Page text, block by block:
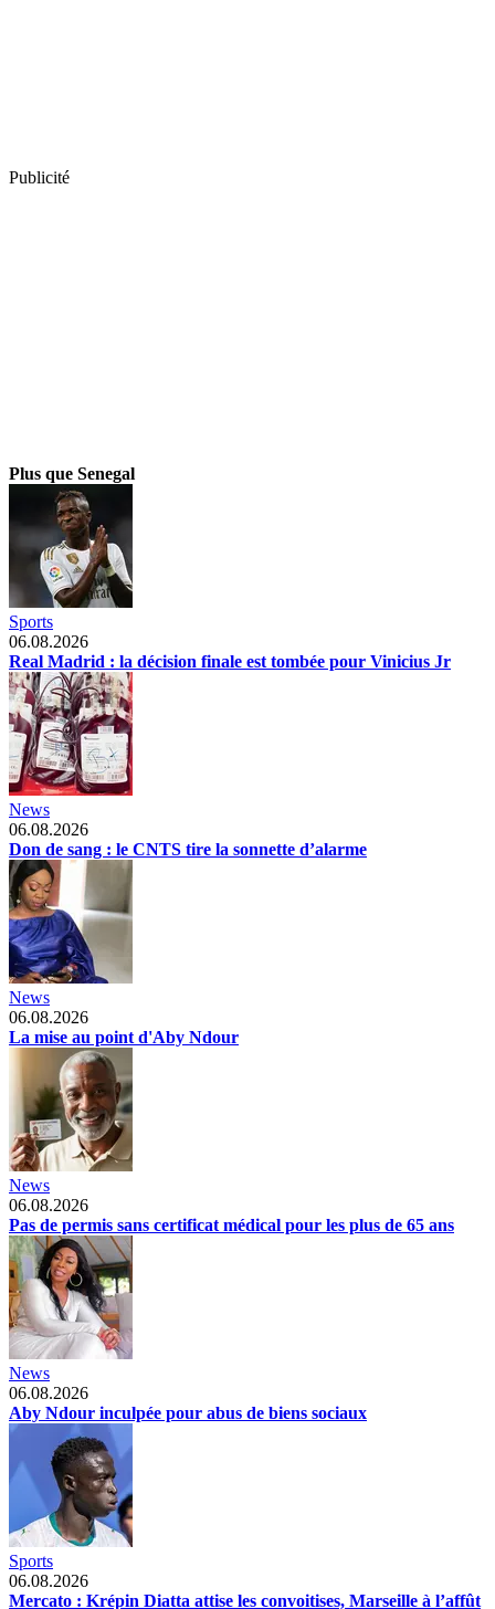
Publicité
Plus que Senegal
Sports
06.08.2026
Real Madrid : la décision finale est tombée pour Vinicius Jr
News
06.08.2026
Don de sang : le CNTS tire la sonnette d’alarme
News
06.08.2026
La mise au point d'Aby Ndour
News
06.08.2026
Pas de permis sans certificat médical pour les plus de 65 ans
News
06.08.2026
Aby Ndour inculpée pour abus de biens sociaux
Sports
06.08.2026
Mercato : Krépin Diatta attise les convoitises, Marseille à l’affût